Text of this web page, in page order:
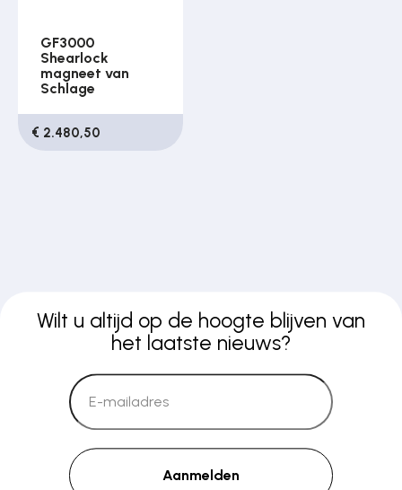
GF3000
Shearlock
magneet van
Schlage
€ 2.480,50
Wilt u altijd op de hoogte blijven van
het laatste nieuws?
Aanmelden